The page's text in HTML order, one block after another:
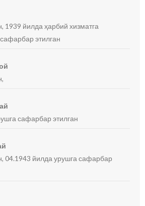
1939 йилда ҳарбий хизматга
этилган
сафарбар этилган
04.1943 йилда урушга сафарбар